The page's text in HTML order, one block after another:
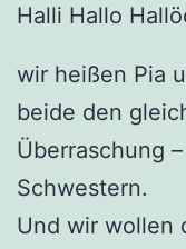
Halli Hallo
wir heißen Pia
beide den
Überraschung
Schwestern.
Und wir wollen